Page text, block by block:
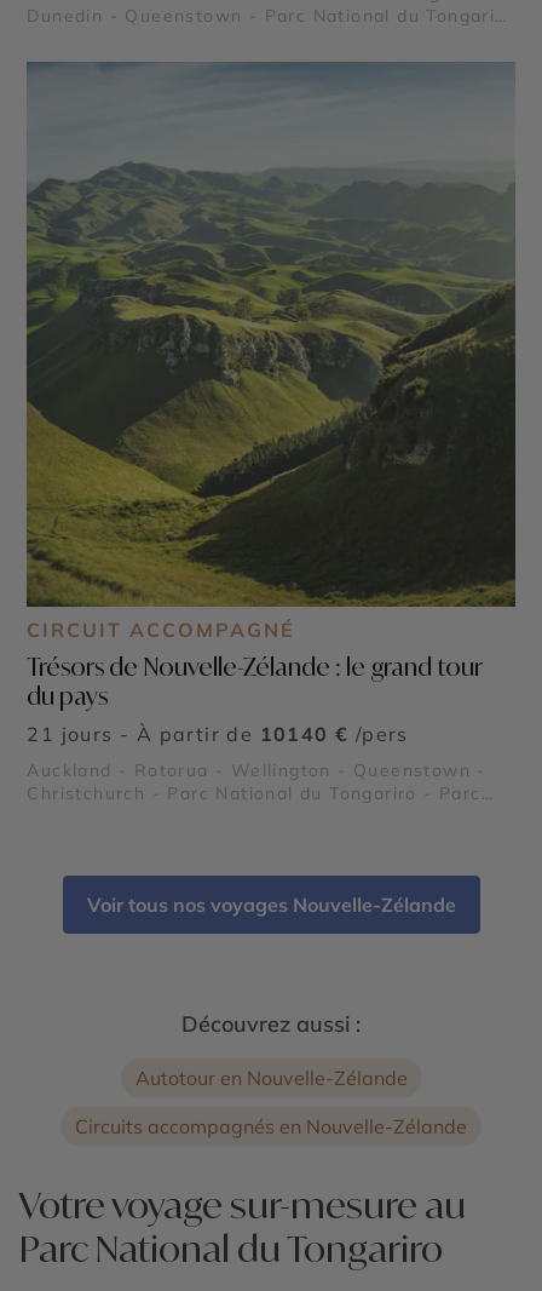
Dunedin - Queenstown - Parc National du Tongariro
Milford Sound - Lac Wanaka - Mont Cook
CIRCUIT ACCOMPAGNÉ
Trésors de Nouvelle-Zélande : le grand tour
du pays
21 jours - À partir de 10140 € /pers
Auckland - Rotorua - Wellington - Queenstown -
Christchurch - Parc National du Tongariro - Parc
Voir tous nos voyages Nouvelle-Zélande
Découvrez aussi :
Autotour en Nouvelle-Zélande
Circuits accompagnés en Nouvelle-Zélande
Votre voyage sur-mesure au
Parc National du Tongariro